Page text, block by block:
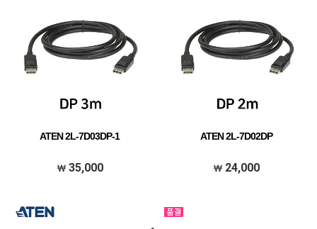
ATEN 2L-7D03DP-1
35,000
ATEN 2L-7D02DP
24,000